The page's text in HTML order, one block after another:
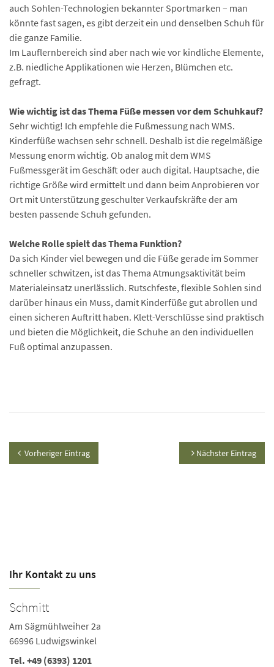
auch Sohlen-Technologien bekannter Sportmarken – man
könnte fast sagen, es gibt derzeit ein und denselben Schuh für
die ganze Familie.
Im Lauflernbereich sind aber nach wie vor kindliche Elemente,
z.B. niedliche Applikationen wie Herzen, Blümchen etc.
gefragt.
Wie wichtig ist das Thema Füße messen vor dem Schuhkauf?
Sehr wichtig! Ich empfehle die Fußmessung nach WMS.
Kinderfüße wachsen sehr schnell. Deshalb ist die regelmäßige
Messung enorm wichtig. Ob analog mit dem WMS
Fußmessgerät im Geschäft oder auch digital. Hauptsache, die
richtige Größe wird ermittelt und dann beim Anprobieren vor
Ort mit Unterstützung geschulter Verkaufskräfte der am
besten passende Schuh gefunden.
Welche Rolle spielt das Thema Funktion?
Da sich Kinder viel bewegen und die Füße gerade im Sommer
schneller schwitzen, ist das Thema Atmungsaktivität beim
Materialeinsatz unerlässlich. Rutschfeste, flexible Sohlen sind
darüber hinaus ein Muss, damit Kinderfüße gut abrollen und
einen sicheren Auftritt haben. Klett-Verschlüsse sind praktisch
und bieten die Möglichkeit, die Schuhe an den individuellen
Fuß optimal anzupassen.
Vorheriger Eintrag Nächster Eintrag
Ihr Kontakt zu uns
Schmitt
Am Sägmühlweiher 2a
66996 Ludwigswinkel
Tel. +49 (6393) 1201